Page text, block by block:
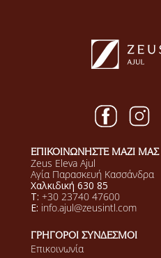
ΕΠΙΚΟΙΝΩΝΗΣΤΕ ΜΑΖΙ ΜΑΣ
Zeus Eleva Ajul
Αγία Παρασκευή Κασσάνδρα
Χαλκιδική 630 85
T: +30 23740 47600
E: info.ajul@zeusintl.com
ΓΡΗΓΟΡΟΙ ΣΥΝΔΕΣΜΟΙ
Επικοινωνία